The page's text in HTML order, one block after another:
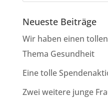
Neueste Beiträge
Wir haben einen
Thema Gesundheit
Eine tolle
Zwei weitere junge